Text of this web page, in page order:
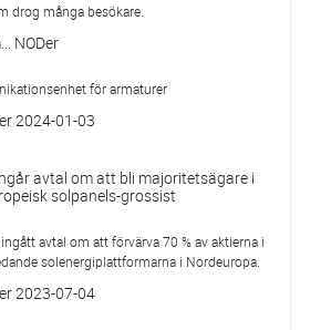
drog många besökare.
NODer
för armaturer
2024-01-03
avtal om att bli majoritetsägare i
solpanels-grossist
avtal om att förvärva 70 % av aktierna i
solenergiplattformarna i Nordeuropa.
2023-07-04